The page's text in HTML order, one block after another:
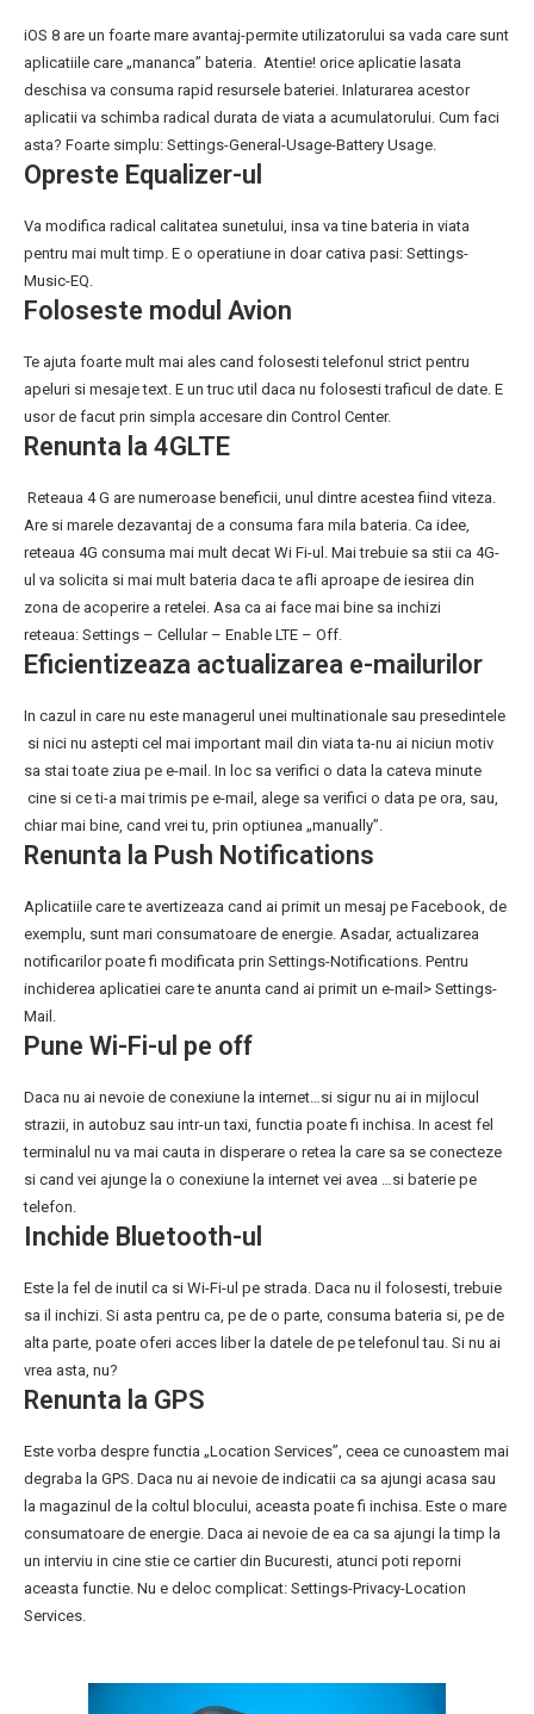
iOS 8 are un foarte mare avantaj-permite utilizatorului sa vada care sunt
aplicatiile care „mananca” bateria. Atentie! orice aplicatie lasata
deschisa va consuma rapid resursele bateriei. Inlaturarea acestor
aplicatii va schimba radical durata de viata a acumulatorului. Cum faci
asta? Foarte simplu: Settings-General-Usage-Battery Usage.
Opreste Equalizer-ul
Va modifica radical calitatea sunetului, insa va tine bateria in viata
pentru mai mult timp. E o operatiune in doar cativa pasi: Settings-
Music-EQ.
Foloseste modul Avion
Te ajuta foarte mult mai ales cand folosesti telefonul strict pentru
apeluri si mesaje text. E un truc util daca nu folosesti traficul de date. E
usor de facut prin simpla accesare din Control Center.
Renunta la 4GLTE
Reteaua 4 G are numeroase beneficii, unul dintre acestea fiind viteza.
Are si marele dezavantaj de a consuma fara mila bateria. Ca idee,
reteaua 4G consuma mai mult decat Wi Fi-ul. Mai trebuie sa stii ca 4G-
ul va solicita si mai mult bateria daca te afli aproape de iesirea din
zona de acoperire a retelei. Asa ca ai face mai bine sa inchizi
reteaua: Settings – Cellular – Enable LTE – Off.
Eficientizeaza actualizarea e-mailurilor
In cazul in care nu este managerul unei multinationale sau presedintele
si nici nu astepti cel mai important mail din viata ta-nu ai niciun motiv
sa stai toate ziua pe e-mail. In loc sa verifici o data la cateva minute
cine si ce ti-a mai trimis pe e-mail, alege sa verifici o data pe ora, sau,
chiar mai bine, cand vrei tu, prin optiunea „manually”.
Renunta la Push Notifications
Aplicatiile care te avertizeaza cand ai primit un mesaj pe Facebook, de
exemplu, sunt mari consumatoare de energie. Asadar, actualizarea
notificarilor poate fi modificata prin Settings-Notifications. Pentru
inchiderea aplicatiei care te anunta cand ai primit un e-mail> Settings-
Mail.
Pune Wi-Fi-ul pe off
Daca nu ai nevoie de conexiune la internet…si sigur nu ai in mijlocul
strazii, in autobuz sau intr-un taxi, functia poate fi inchisa. In acest fel
terminalul nu va mai cauta in disperare o retea la care sa se conecteze
si cand vei ajunge la o conexiune la internet vei avea …si baterie pe
telefon.
Inchide Bluetooth-ul
Este la fel de inutil ca si Wi-Fi-ul pe strada. Daca nu il folosesti, trebuie
sa il inchizi. Si asta pentru ca, pe de o parte, consuma bateria si, pe de
alta parte, poate oferi acces liber la datele de pe telefonul tau. Si nu ai
vrea asta, nu?
Renunta la GPS
Este vorba despre functia „Location Services”, ceea ce cunoastem mai
degraba la GPS. Daca nu ai nevoie de indicatii ca sa ajungi acasa sau
la magazinul de la coltul blocului, aceasta poate fi inchisa. Este o mare
consumatoare de energie. Daca ai nevoie de ea ca sa ajungi la timp la
un interviu in cine stie ce cartier din Bucuresti, atunci poti reporni
aceasta functie. Nu e deloc complicat: Settings-Privacy-Location
Services.